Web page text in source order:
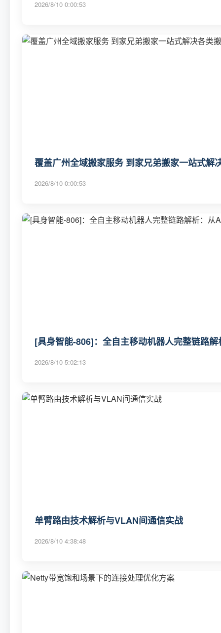
2026/8/10 0:00:53
覆盖广州全域搬家服务 到家兄弟搬家一站式解
2026/8/10 0:00:53
[具身智能-806]：全自主移动机器人完整链路
2026/8/10 5:02:13
单臂路由技术解析与VLAN间通信实战
2026/8/10 4:38:48